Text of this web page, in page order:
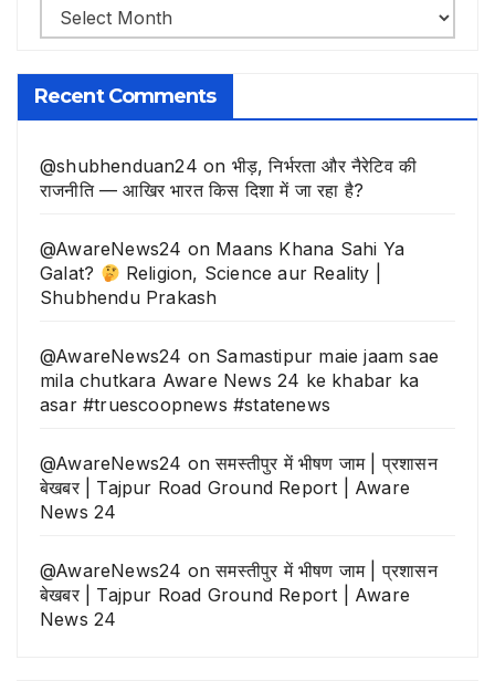
भूली-
बिसरी
खबरे
Recent Comments
@shubhenduan24 on भीड़, निर्भरता और नैरेटिव की
राजनीति — आखिर भारत किस दिशा में जा रहा है?
@AwareNews24 on Maans Khana Sahi Ya
Galat?
Religion, Science aur Reality |
Shubhendu Prakash
@AwareNews24 on Samastipur maie jaam sae
mila chutkara Aware News 24 ke khabar ka
asar #truescoopnews #statenews
@AwareNews24 onसमस्तीपुर में भीषण जाम | प्रशासन
बेखबर | Tajpur Road Ground Report | Aware
News 24
@AwareNews24 onसमस्तीपुर में भीषण जाम | प्रशासन
बेखबर | Tajpur Road Ground Report | Aware
News 24